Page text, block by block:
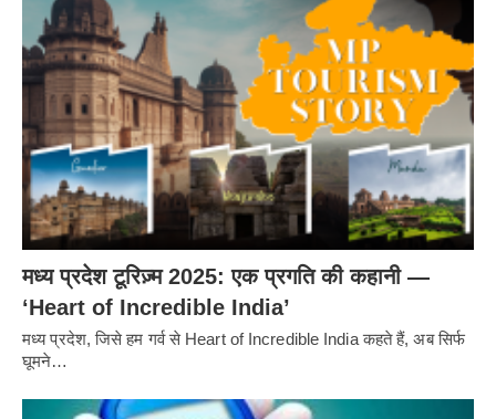
मध्य प्रदेश टूरिज़्म 2025: एक प्रगति की कहानी —
‘Heart of Incredible India’
मध्य प्रदेश, जिसे हम गर्व से Heart of Incredible India कहते हैं, अब सिर्फ
घूमने…